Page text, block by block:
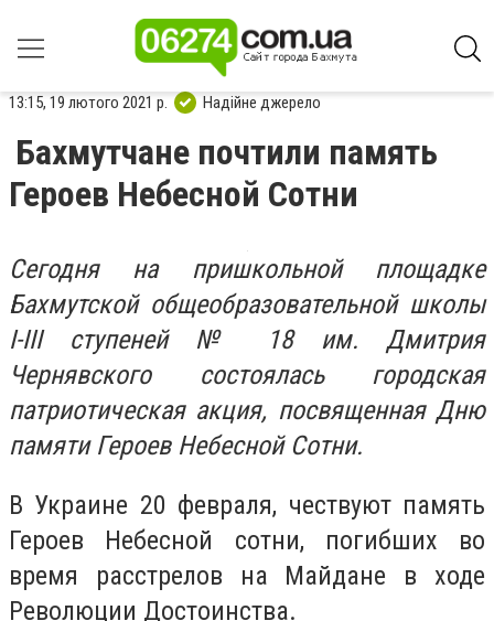
13:15, 19 лютого 2021 р. Надійне джерело
Бахмутчане почтили память
Героев Небесной Сотни
Сегодня на пришкольной площадке
Бахмутской общеобразовательной школы
I-III ступеней № 18 им. Дмитрия
Чернявского состоялась городская
патриотическая акция, посвященная Дню
памяти Героев Небесной Сотни.
В Украине 20 февраля, чествуют память
Героев Небесной сотни, погибших во
время расстрелов на Майдане в ходе
Революции Достоинства.